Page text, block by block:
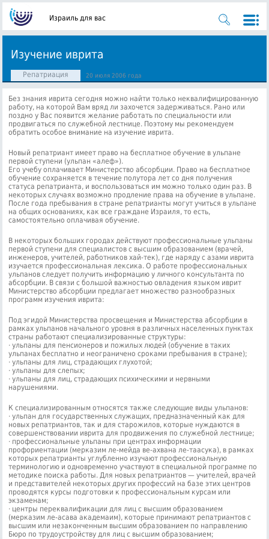
Израиль для вас
Изучение иврита
Репатриация 20 июля 2006 года
Без знания иврита сегодня можно найти только неквалифицированную
работу, на которой Вам вряд ли захочется задерживаться. Рано или
поздно у Вас появится желание работать по специальности или
продвигаться по служебной лестнице. Поэтому мы рекомендуем
обратить особое внимание на изучение иврита.
Новый репатриант имеет право на бесплатное обучение в ульпане
первой ступени (ульпан «алеф»).
Его учебу оплачивает Министерство абсорбции. Право на бесплатное
обучение сохраняется в течение полутора лет со дня получения
статуса репатрианта, и воспользоваться им можно только один раз. В
некоторых случаях возможно продление права на обучение в ульпане.
После года пребывания в стране репатрианты могут учиться в ульпане
на общих основаниях, как все граждане Израиля, то есть,
самостоятельно оплачивая обучение.
В некоторых больших городах действуют профессиональные ульпаны
первой ступени для специалистов с высшим образованием (врачей,
инженеров, учителей, работников хай-тек), где наряду с азами иврита
изучается профессиональная лексика. О работе профессиональных
ульпанов следует получить информацию у личного консультанта по
абсорбции. В связи с большой важностью овладения языком иврит
Министерство абсорбции предлагает множество разнообразных
программ изучения иврита:
Под эгидой Министерства просвещения и Министерства абсорбции в
рамках ульпанов начального уровня в различных населенных пунктах
страны работают специализированные структуры:
· ульпаны для пенсионеров и пожилых людей (обучение в таких
ульпанах бесплатно и неограничено сроками пребывания в стране);
· ульпаны для лиц, страдающих глухотой;
· ульпаны для слепых;
· ульпаны для лиц, страдающих психическими и нервными
нарушениями.
К специализированным относятся также следующие виды ульпанов:
· ульпан для государственных служащих, предназначенный как для
новых репатриантов, так и для старожилов, которые нуждаются в
совершенствовании иврита для продвижения по служебной лестнице;
· профессиональные ульпаны при центрах информации
профориентации (мерказим ле-мейда ве-ахвана ле-таасука), в рамках
которых репатрианты углубленно изучают профессиональную
терминологию и одновременно участвуют в специальной программе по
методике поиска работы. Для новых репатриантов — учителей, врачей
и представителей некоторых других профессий на базе этих центров
проводятся курсы подготовки к профессиональным курсам или
экзаменам;
· центры переквалификации для лиц с высшим образованием
(мерказим ле-асава академаим), которые принимают репатриантов с
высшим или незаконченным высшим образованием по направлению
Бюро по трудоустройству для лиц с высшим образованием;